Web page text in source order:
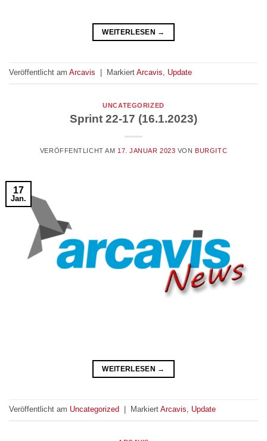
WEITERLESEN →
Veröffentlicht am Arcavis Markiert Arcavis Update
UNCATEGORIZED
Sprint 22-17 (16.1.2023)
VERÖFFENTLICHT AM 17. JANUAR 2023 VON BURGITC
17
Jan.
WEITERLESEN →
Veröffentlicht am Uncategorized Markiert Arcavis, Update